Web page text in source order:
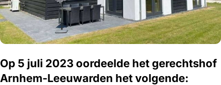
Op 5 juli 2023 oordeelde het gerechtshof
Arnhem-Leeuwarden het volgende: